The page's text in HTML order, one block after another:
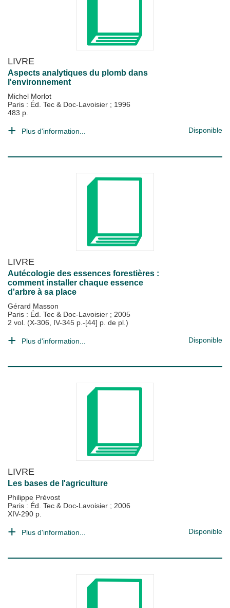
LIVRE
Aspects analytiques du plomb dans
l'environnement
Michel Morlot
Paris : Éd. Tec & Doc-Lavoisier ; 1996
483 p.
Plus d'information... Disponible
LIVRE
Autécologie des essences forestières :
comment installer chaque essence
d'arbre à sa place
Gérard Masson
Paris : Éd. Tec & Doc-Lavoisier ; 2005
2 vol. (X-306, IV-345 p.-[44] p. de pl.)
Plus d'information... Disponible
LIVRE
Les bases de l'agriculture
Philippe Prévost
Paris : Éd. Tec & Doc-Lavoisier ; 2006
XIV-290 p.
Plus d'information... Disponible